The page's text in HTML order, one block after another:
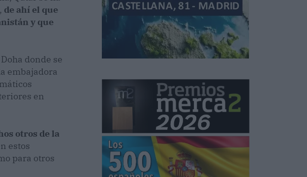
de ahí el que
y que
donde se
embajadora
en
otros de la
estos
para otros